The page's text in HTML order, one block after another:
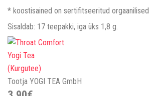
* koostisained on sertifitseeritud orgaanilised
Sisaldab: 17 teepakki, iga üks 1,8 g.
Tootja YOGI TEA GmbH